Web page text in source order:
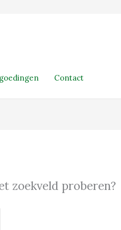
Contact
zoekveld proberen?